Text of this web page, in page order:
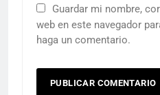
Guardar mi nombre,
web en este navegador
haga un comentario.